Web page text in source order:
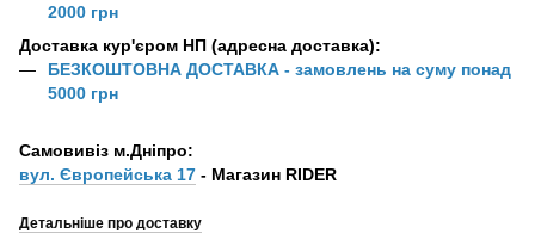
2000 грн
Доставка кур'єром НП (адресна доставка):
БЕЗКОШТОВНА ДОСТАВКА - замовлень на суму понад
5000 грн
Самовивіз м.Дніпро:
вул. Європейська 17 - Магазин RIDER
Детальніше про доставку